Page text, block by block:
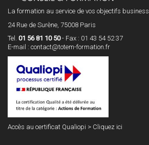
La formation au service de vos objectifs business
24 Rue de Surène, 75008 Paris
Tel. 01 56 81 10 50- Fax : 01 43 54 52 37
E-mail : contact@totem-formation.fr
Accès au certificat Qualiopi > Cliquez ici